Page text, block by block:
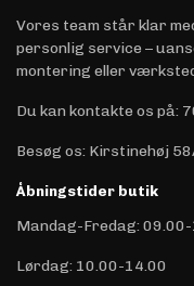
Vores team står klar
personlig service –
montering eller
Du kan kontakte os på:
Besøg os: Kirstinehøj
Åbningstider butik
Mandag-Fredag:
Lørdag: 10.00-14.00